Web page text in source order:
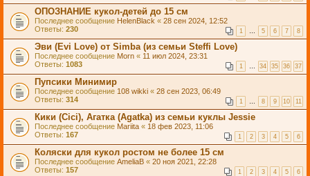
ОПОЗНАНИЕ кукол-детей до 15 см
Последнее сообщение HelenBlack « 28 сен 2024, 12:52
Ответы: 230 1 … 5 6 7 8
Эви (Evi Love) от Simba (из семьи Steffi Love)
Последнее сообщение Morn « 11 июл 2024, 23:31
Ответы: 1083 1 … 34 35 36 37
Пупсики Минимир
Последнее сообщение 108 wikki « 28 сен 2023, 06:49
Ответы: 314 1 … 8 9 10 11
Кики (Cici), Агатка (Agatka) из семьи куклы Jessie
Последнее сообщение Mariita « 18 фев 2023, 11:06
Ответы: 167 1 2 3 4 5 6
Коляски для кукол ростом не более 15 см
Последнее сообщение AmeliaB « 20 ноя 2021, 22:28
Ответы: 157 1 2 3 4 5 6